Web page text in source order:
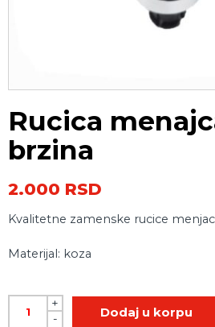
Rucica
brzina
2.000 RSD
Kvalitetne zamenske rucice
Materijal: koza
+
-
Dodaj u korpu